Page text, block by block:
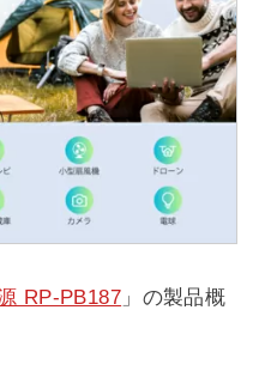
RP-PB187 」の製品概